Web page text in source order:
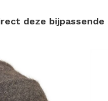
met
de natuurlijke possum
voor. verbeterde isolatie!
handschoen voor
deze bijpassende